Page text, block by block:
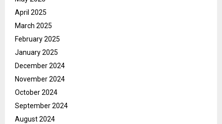
April 2025
March 2025
February 2025
January 2025
December 2024
November 2024
October 2024
September 2024
August 2024